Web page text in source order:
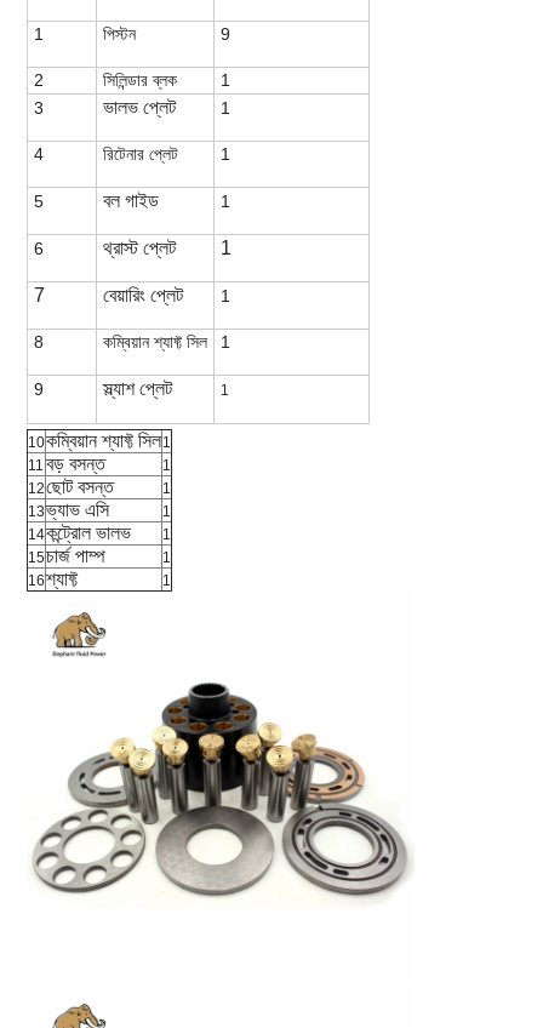
1 পিস্টন 9
2 সিলিন্ডার ব্লক
1
3
ভালভ প্লেট 1
4 রিটেনার প্লেট 1
5 বল গাইড 1
6 থ্রাস্ট প্লেট 1
7 বেয়ারিং প্লেট 1
8 কম্বিয়ান শ্যাফ্ট সিল 1
9 স্ল্যাশ প্লেট 1
10কম্বিয়ান শ্যাফ্ট সিল1
11 বড় বসন্ত
1
12ছোট বসন্ত
1
13ভ্যাভ এসি
1
14কন্ট্রোল ভালভ
1
15চার্জ পাম্প
1
16শ্যাফ্ট 1